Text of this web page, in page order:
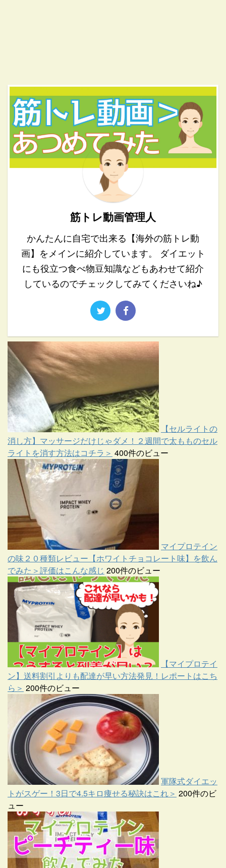
筋トレ動画管理人
かんたんに自宅で出来る【海外の筋トレ動
画】をメインに紹介しています。 ダイエット
にも役立つ食べ物豆知識などもあわせて紹介
しているのでチェックしてみてくださいね♪
【セルライトの
消し方】マッサージだけじゃダメ！２週間で太もものセル
ライトを消す方法はコチラ＞ 400件のビュー
マイプロテイン
の味２０種類レビュー【ホワイトチョコレート味】を飲ん
でみた＞評価はこんな感じ 200件のビュー
【マイプロテイ
ン】送料割引よりも配達が早い方法発見！レポートはこち
ら＞ 200件のビュー
軍隊式ダイエッ
トがスゲー！3日で4.5キロ痩せる秘訣はこれ＞ 200件のビ
ュー